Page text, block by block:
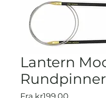
Lantern
Rundpinner